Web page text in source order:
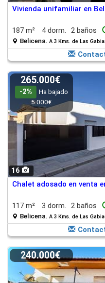
Vivienda unifamiliar en
187 m² 4 dorm. 2 baños
Belicena. A 3 Kms. de Las
16
265.000€
-2%
Ha bajado
5.000€
Chalet adosado en venta
117 m² 3 dorm. 2 baños
Belicena. A 3 Kms. de Las
240.000€